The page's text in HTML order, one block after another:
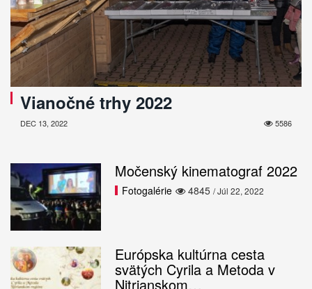
Vianočné trhy 2022
5586
DEC 13, 2022
Močenský kinematograf 2022
4845
Fotogalérie / Júl 22, 2022
Európska kultúrna cesta
svätých Cyrila a Metoda v
Nitrianskom…